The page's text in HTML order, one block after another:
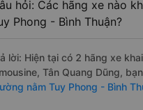
hỏi: Các hãng xe nào
Phong - Bình Thuận?
lời: Hiện tại có 2 hãng xe
Tân Quang Dũng,
nằm Tuy Phong - Bình